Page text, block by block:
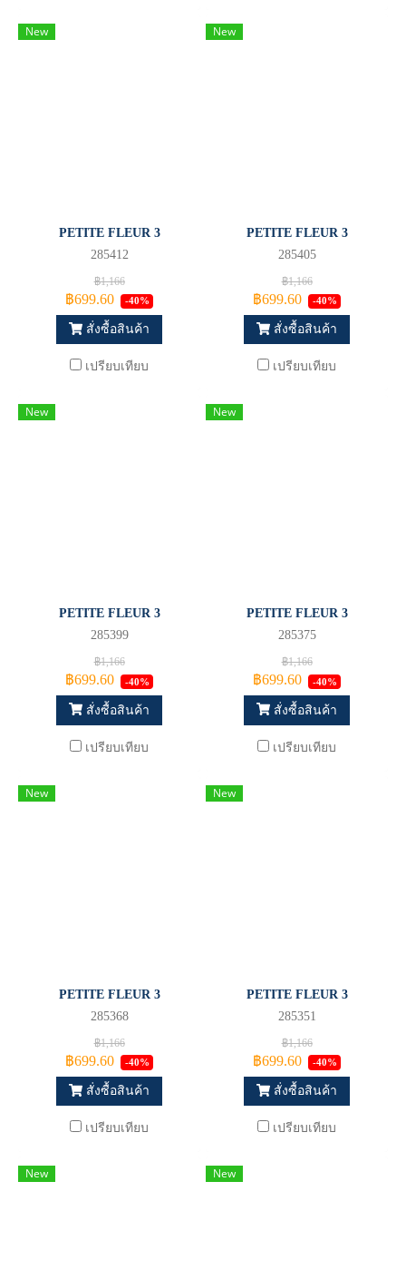
New
PETITE FLEUR 3
285412
฿1,166
฿699.60 -40%
สั่งซื้อสินค้า
เปรียบเทียบ
New
PETITE FLEUR 3
285405
฿1,166
฿699.60 -40%
สั่งซื้อสินค้า
เปรียบเทียบ
New
PETITE FLEUR 3
285399
฿1,166
฿699.60 -40%
สั่งซื้อสินค้า
เปรียบเทียบ
New
PETITE FLEUR 3
285375
฿1,166
฿699.60 -40%
สั่งซื้อสินค้า
เปรียบเทียบ
New
PETITE FLEUR 3
285368
฿1,166
฿699.60 -40%
สั่งซื้อสินค้า
เปรียบเทียบ
New
PETITE FLEUR 3
285351
฿1,166
฿699.60 -40%
สั่งซื้อสินค้า
เปรียบเทียบ
New New